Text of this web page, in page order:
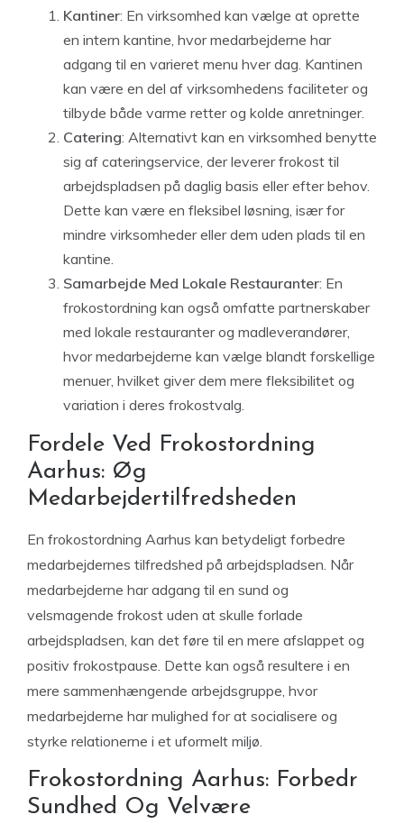
Kantiner: En virksomhed kan vælge at oprette
en intern kantine, hvor medarbejderne har
adgang til en varieret menu hver dag. Kantinen
kan være en del af virksomhedens faciliteter og
tilbyde både varme retter og kolde anretninger.
Catering: Alternativt kan en virksomhed benytte
sig af cateringservice, der leverer frokost til
arbejdspladsen på daglig basis eller efter behov.
Dette kan være en fleksibel løsning, især for
mindre virksomheder eller dem uden plads til en
kantine.
Samarbejde Med Lokale Restauranter: En
frokostordning kan også omfatte partnerskaber
med lokale restauranter og madleverandører,
hvor medarbejderne kan vælge blandt forskellige
menuer, hvilket giver dem mere fleksibilitet og
variation i deres frokostvalg.
Fordele Ved Frokostordning
Aarhus: Øg
Medarbejdertilfredsheden
En frokostordning Aarhus kan betydeligt forbedre
medarbejdernes tilfredshed på arbejdspladsen. Når
medarbejderne har adgang til en sund og
velsmagende frokost uden at skulle forlade
arbejdspladsen, kan det føre til en mere afslappet og
positiv frokostpause. Dette kan også resultere i en
mere sammenhængende arbejdsgruppe, hvor
medarbejderne har mulighed for at socialisere og
styrke relationerne i et uformelt miljø.
Frokostordning Aarhus: Forbedr
Sundhed Og Velvære